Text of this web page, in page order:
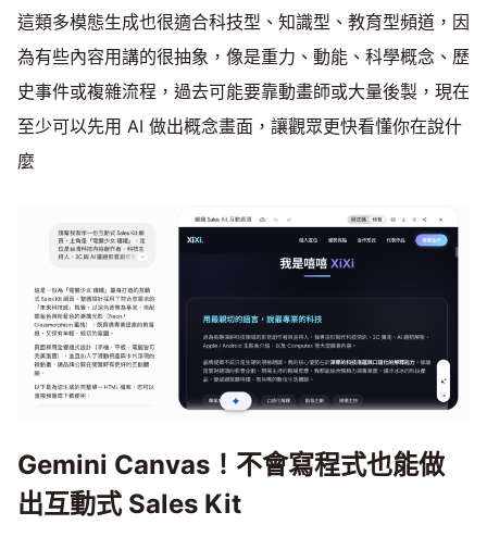
這類多模態生成也很適合科技型、知識型、教育型頻道，因
為有些內容用講的很抽象，像是重力、動能、科學概念、歷
史事件或複雜流程，過去可能要靠動畫師或大量後製，現在
至少可以先用 AI 做出概念畫面，讓觀眾更快看懂你在說什
麼
Gemini Canvas！不會寫程式也能做
出互動式 Sales Kit